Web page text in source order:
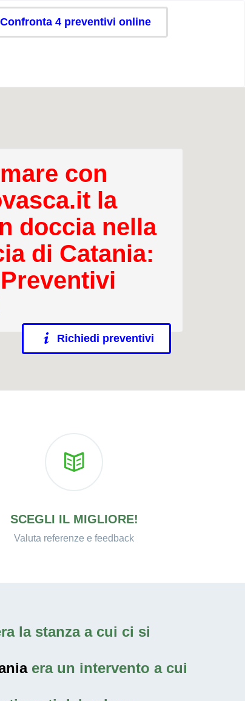
Confronta 4 preventivi online
con
la
doccia nella
di Catania:
Richiedi preventivi
SCEGLI IL MIGLIORE!
Valuta referenze e feedback
la stanza a cui ci si
era un intervento a cui